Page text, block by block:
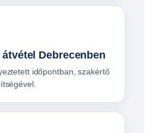
Debrecenben
időpontban, szakértő